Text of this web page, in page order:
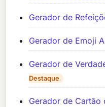
Gerador de
Gerador de Emoji
Gerador de
Destaque
Gerador de Cartão